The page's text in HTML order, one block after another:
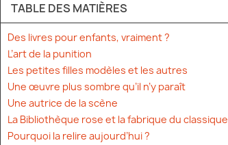
TABLE DES MATIÈRES
Des livres pour enfants, vraiment ?
L’art de la punition
Les petites filles modèles et les autres
Une œuvre plus sombre qu’il n’y paraît
Une autrice de la scène
La Bibliothèque rose et la fabrique du classique
Pourquoi la relire aujourd’hui ?